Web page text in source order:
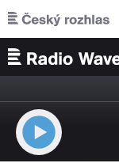
Přejít k hlavnímu